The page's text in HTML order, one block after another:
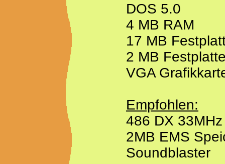
DOS 5.0
4 MB RAM
17 MB
2 MB
VGA
Empfohlen:
486 DX 33MHz
2MB EMS
Soundblaster